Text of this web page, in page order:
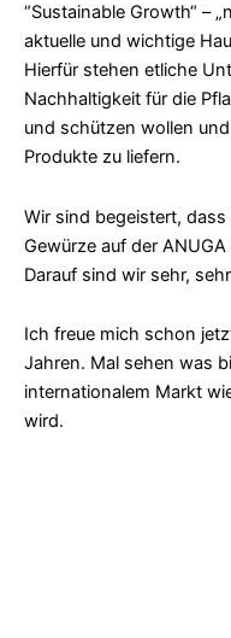
“Sustainable Growth“ –
aktuelle und wichtige
Hierfür stehen etliche
Nachhaltigkeit für die
und schützen wollen
Produkte zu liefern.
Wir sind begeistert,
Gewürze auf der
Darauf sind wir sehr,
Ich freue mich schon
Jahren. Mal sehen was
internationalem Markt
wird.